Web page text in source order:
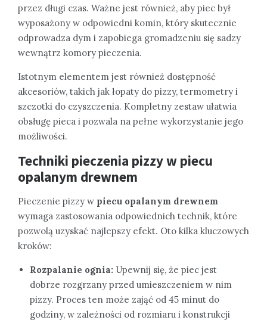
przez długi czas. Ważne jest również, aby piec był
wyposażony w odpowiedni komin, który skutecznie
odprowadza dym i zapobiega gromadzeniu się sadzy
wewnątrz komory pieczenia.
Istotnym elementem jest również dostępność
akcesoriów, takich jak łopaty do pizzy, termometry i
szczotki do czyszczenia. Kompletny zestaw ułatwia
obsługę pieca i pozwala na pełne wykorzystanie jego
możliwości.
Techniki pieczenia pizzy w piecu
opalanym drewnem
Pieczenie pizzy w piecu opalanym drewnem
wymaga zastosowania odpowiednich technik, które
pozwolą uzyskać najlepszy efekt. Oto kilka kluczowych
kroków:
Rozpalanie ognia: Upewnij się, że piec jest
dobrze rozgrzany przed umieszczeniem w nim
pizzy. Proces ten może zająć od 45 minut do
godziny, w zależności od rozmiaru i konstrukcji